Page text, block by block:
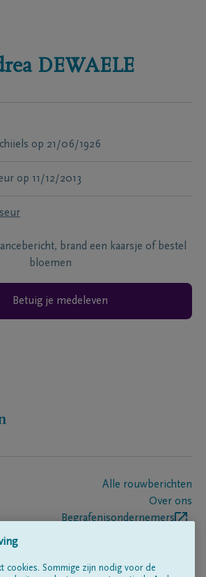
DEWAELE
op 21/06/1926
op 11/12/2013
brand een kaarsje of bestel
bloemen
Betuig je medeleven
Alle rouwberichten
Over ons
Begrafenisondernemers
cookies. Sommige zijn nodig voor de